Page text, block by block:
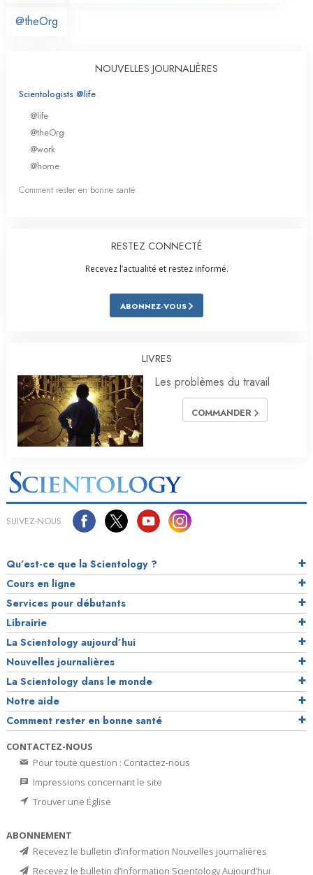
@theOrg
NOUVELLES JOURNALIÈRES
Scientologists @life
@life
@theOrg
@work
@home
Comment rester en bonne santé
RESTEZ CONNECTÉ
Recevez l’actualité et restez informé.
ABONNEZ-VOUS
LIVRES
Les problèmes du travail
COMMANDER
SUIVEZ-NOUS
Qu’est-ce que la Scientology ?
Cours en ligne
Services pour débutants
Librairie
La Scientology aujourd’hui
Nouvelles journalières
La Scientology dans le monde
Notre aide
Comment rester en bonne santé
CONTACTEZ-NOUS
Pour toute question : Contactez-nous
Impressions concernant le site
Trouver une Église
ABONNEMENT
Recevez le bulletin d’information Nouvelles journalières
Recevez le bulletin d’information Scientology Aujourd’hui